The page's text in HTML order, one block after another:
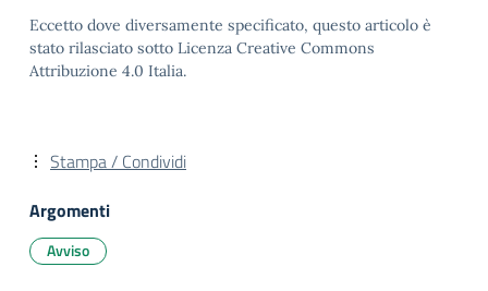
Eccetto dove diversamente specificato, questo articolo è
stato rilasciato sotto Licenza Creative Commons
Attribuzione 4.0 Italia.
Stampa / Condividi
Argomenti
Avviso